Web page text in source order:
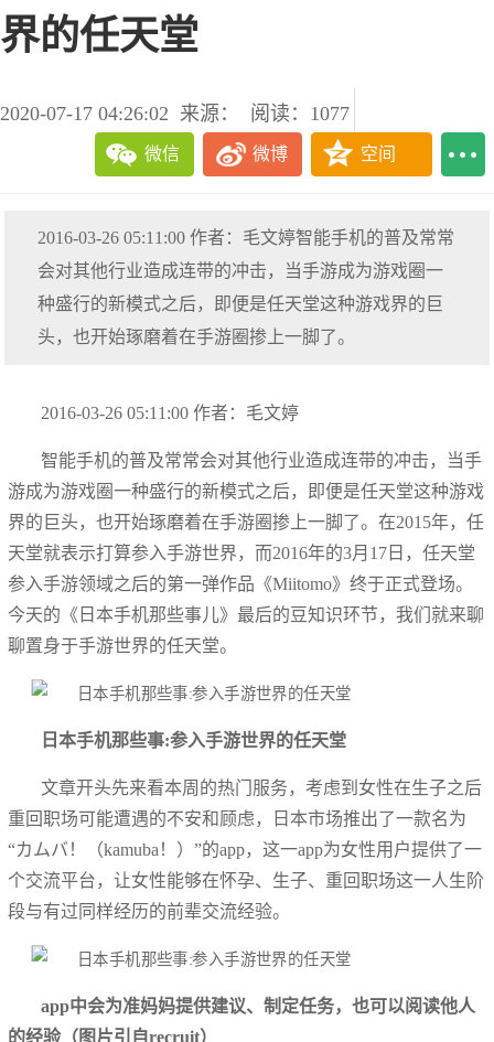
界的任天堂
2020-07-17 04:26:02 来源： 阅读：1077
微信 微博 空间
2016-03-26 05:11:00 作者：毛文婷智能手机的普及常常
会对其他行业造成连带的冲击，当手游成为游戏圈一
种盛行的新模式之后，即便是任天堂这种游戏界的巨
头，也开始琢磨着在手游圈掺上一脚了。
2016-03-26 05:11:00 作者：毛文婷
智能手机的普及常常会对其他行业造成连带的冲击，当手
游成为游戏圈一种盛行的新模式之后，即便是任天堂这种游戏
界的巨头，也开始琢磨着在手游圈掺上一脚了。在2015年，任
天堂就表示打算参入手游世界，而2016年的3月17日，任天堂
参入手游领域之后的第一弹作品《Miitomo》终于正式登场。
今天的《日本手机那些事儿》最后的豆知识环节，我们就来聊
聊置身于手游世界的任天堂。
日本手机那些事:参入手游世界的任天堂
文章开头先来看本周的热门服务，考虑到女性在生子之后
重回职场可能遭遇的不安和顾虑，日本市场推出了一款名为
“カムバ！（kamuba！）”的app，这一app为女性用户提供了一
个交流平台，让女性能够在怀孕、生子、重回职场这一人生阶
段与有过同样经历的前辈交流经验。
app中会为准妈妈提供建议、制定任务，也可以阅读他人
的经验（图片引自recruit）